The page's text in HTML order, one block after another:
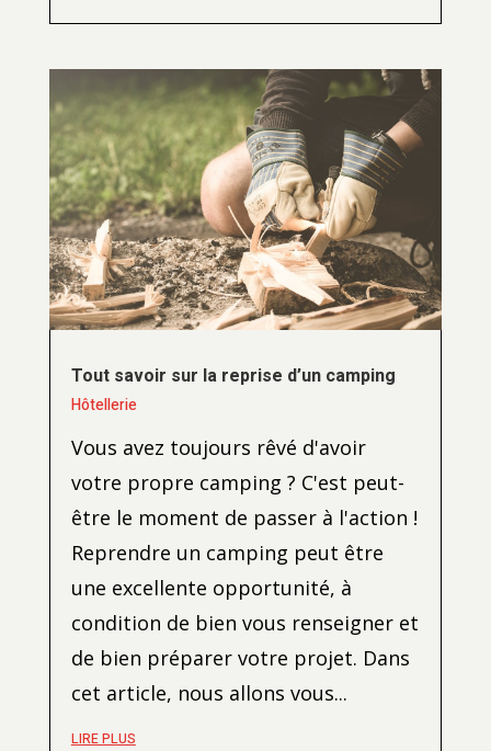
Tout savoir sur la reprise d’un camping
Hôtellerie
Vous avez toujours rêvé d'avoir
votre propre camping ? C'est peut-
être le moment de passer à l'action !
Reprendre un camping peut être
une excellente opportunité, à
condition de bien vous renseigner et
de bien préparer votre projet. Dans
cet article, nous allons vous...
LIRE PLUS